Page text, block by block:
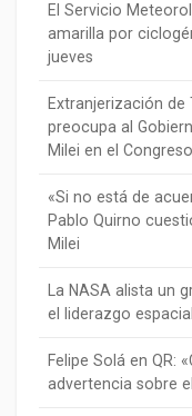
El Servicio
amarilla por
jueves
Extranjerización de
preocupa al
Milei en el Congreso
«Si no está de
Pablo Quirno
Milei
La NASA alista un
el liderazgo
Felipe Solá en QR:
advertencia sobre